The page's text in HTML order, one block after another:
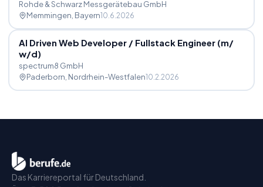
Rohde & Schwarz Messgerätebau GmbH
Memmingen , Bayern10.6.2026
AI Driven Web Developer /Fullstack Engineer (m/
w/d)
spectrum8 GmbH
Paderborn , Nordrhein-Westfalen10.2.2026
Das Karriereportal für Deutschland.